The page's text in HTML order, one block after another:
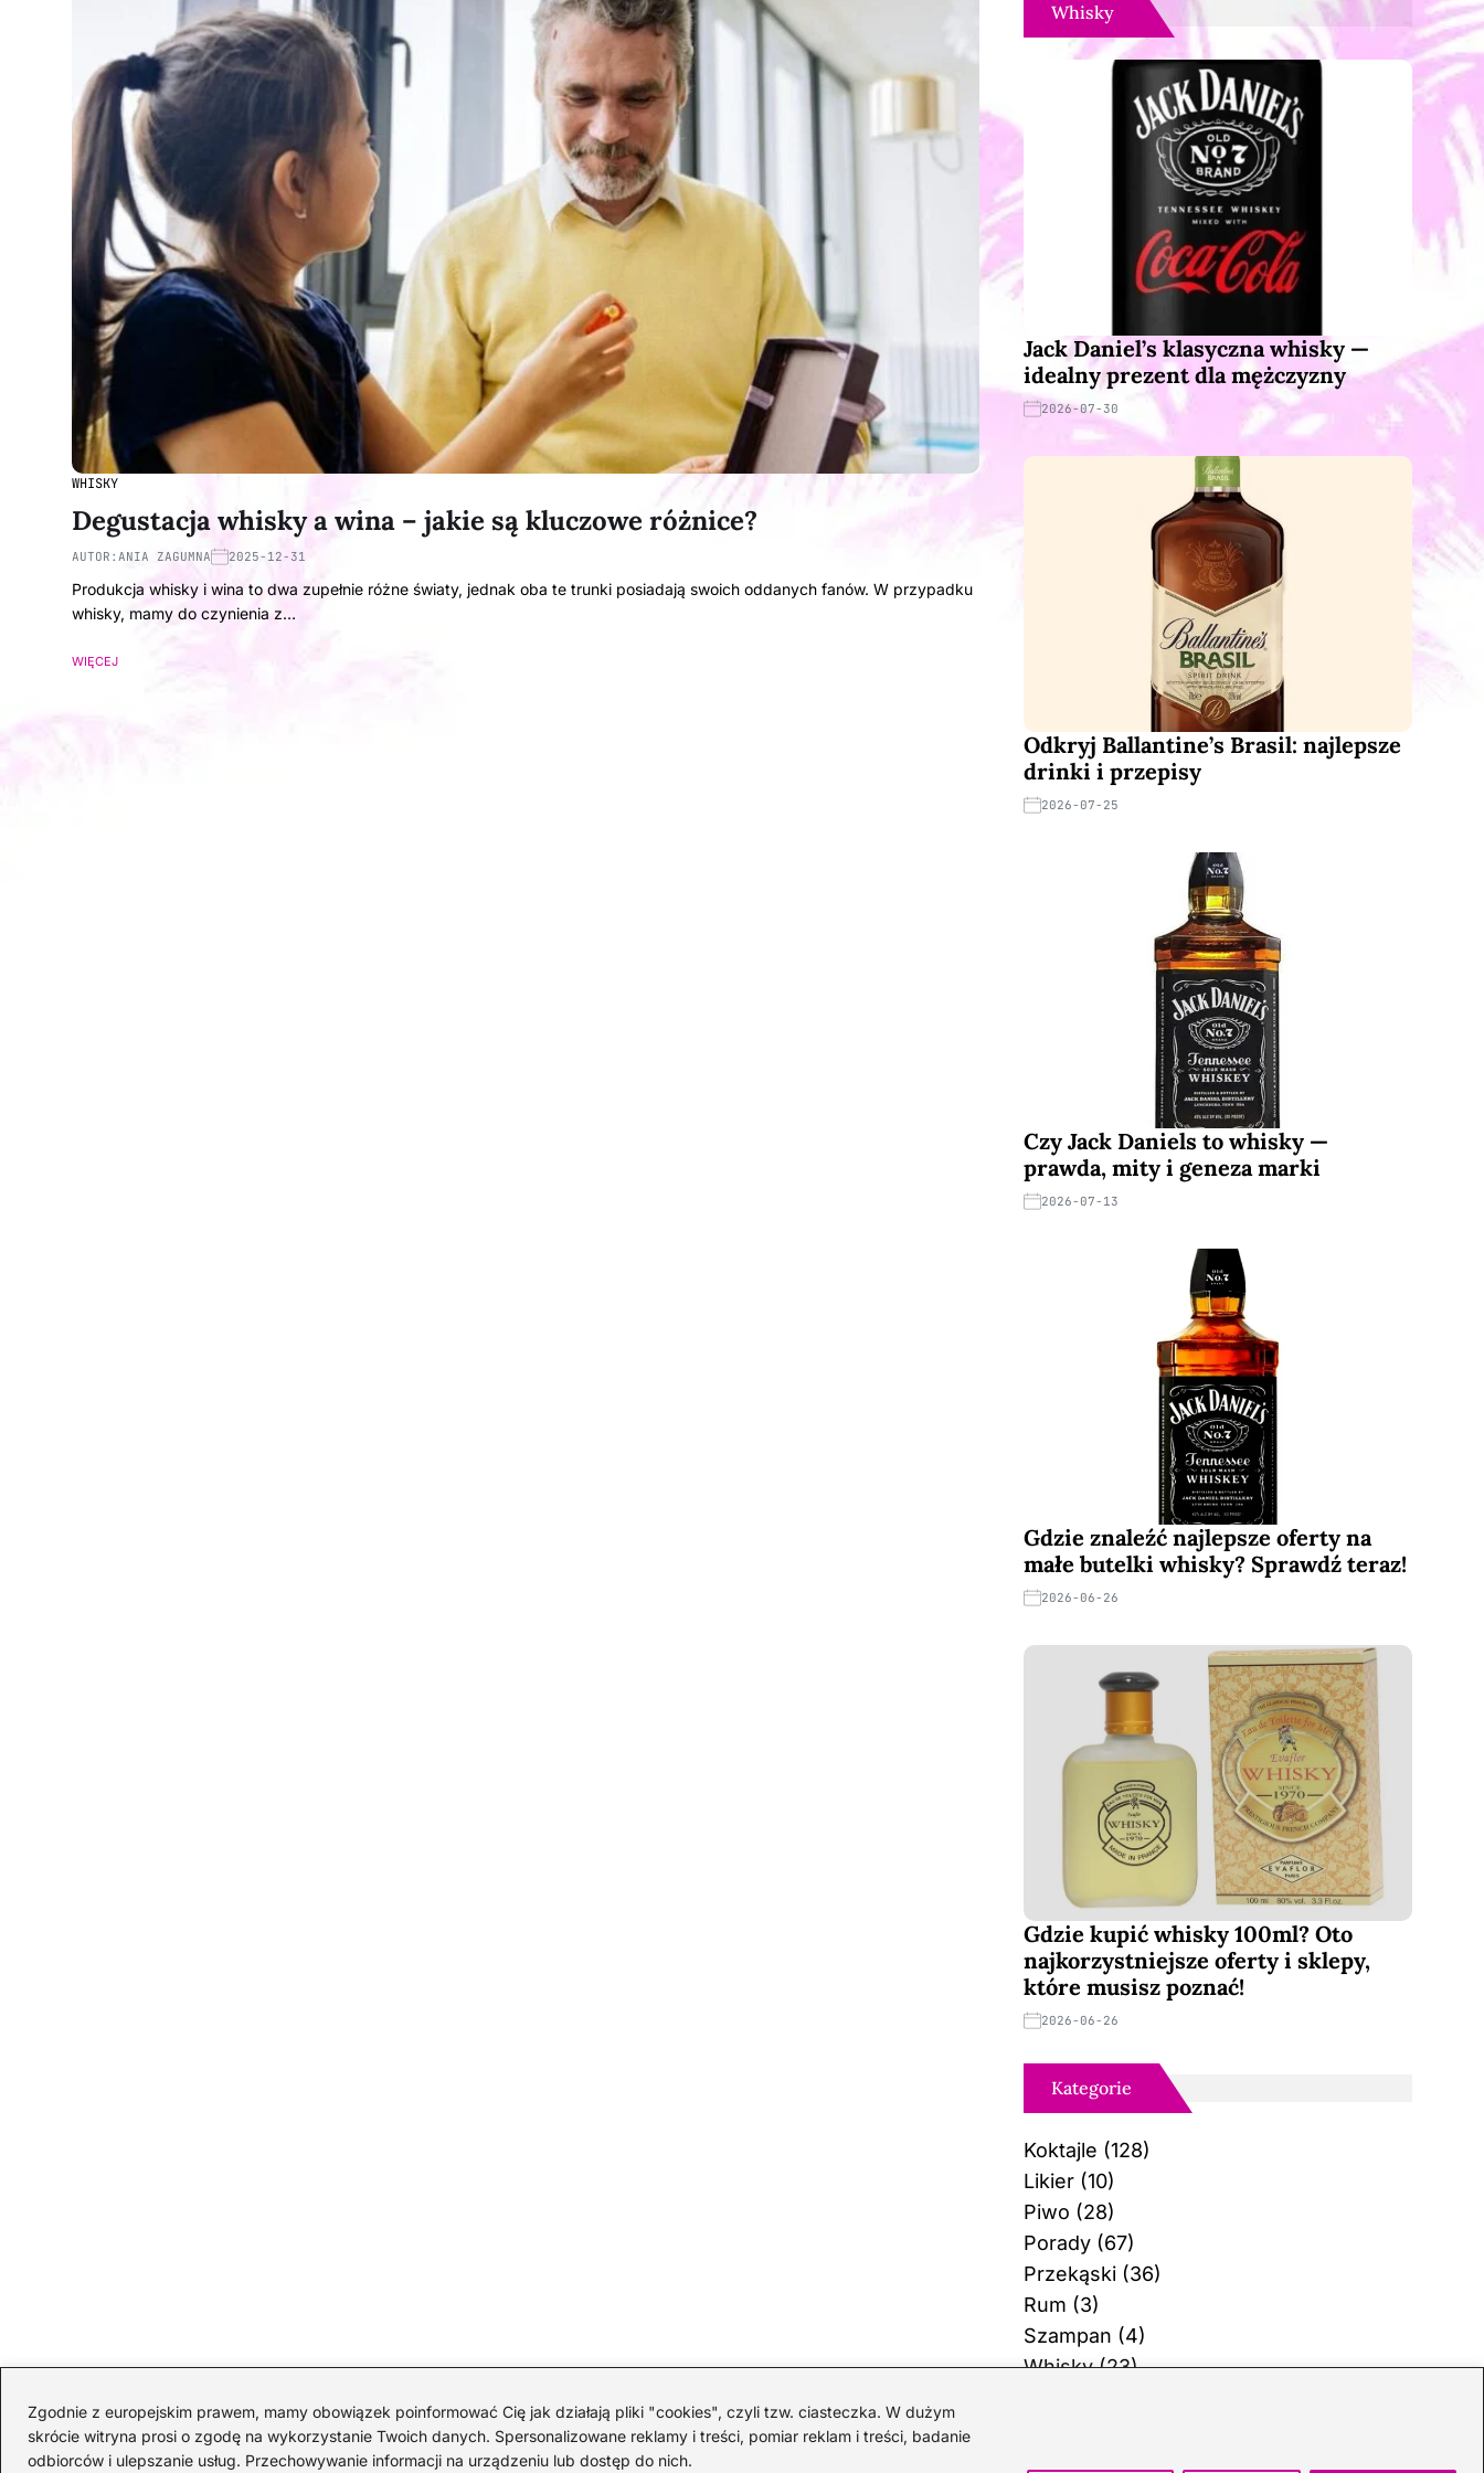
Zgodnie z europejskim prawem, mamy obowiązek poinformować Cię jak działają pliki "cookies", czyli tzw. ciasteczka. W dużym
skrócie witryna prosi o zgodę na wykorzystanie Twoich danych. Spersonalizowane reklamy i treści, pomiar reklam i treści, badanie
odbiorców i ulepszanie usług. Przechowywanie informacji na urządzeniu lub dostęp do nich.
WHISKY
Degustacja whisky a wina – jakie są kluczowe różnice?
AUTOR: ANIA ZAGUMNA 2025-12-31
Produkcja whisky i wina to dwa zupełnie różne światy, jednak oba te trunki posiadają swoich oddanych fanów. W przypadku
whisky, mamy do czynienia z…
WIĘCEJ
Whisky
Jack Daniel’s klasyczna whisky —
idealny prezent dla mężczyzny
2026-07-30
Odkryj Ballantine’s Brasil: najlepsze
drinki i przepisy
2026-07-25
Czy Jack Daniels to whisky —
prawda, mity i geneza marki
2026-07-13
Gdzie znaleźć najlepsze oferty na
małe butelki whisky? Sprawdź teraz!
2026-06-26
Gdzie kupić whisky 100ml? Oto
najkorzystniejsze oferty i sklepy,
które musisz poznać!
2026-06-26
Kategorie
Koktajle (128)
Likier(10)
Piwo (28)
Porady(67)
Przekąski(36)
Rum (3)
Szampan (4)
Whisky(23)